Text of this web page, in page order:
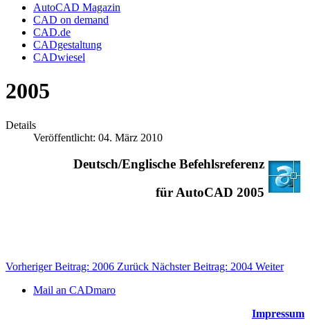
AutoCAD Magazin
CAD on demand
CAD.de
CADgestaltung
CADwiesel
2005
Details
Veröffentlicht: 04. März 2010
Deutsch/Englische Befehlsreferenz
für AutoCAD 2005
Vorheriger Beitrag: 2006 Zurück Nächster Beitrag: 2004 Weiter
Mail an CADmaro
Impressum